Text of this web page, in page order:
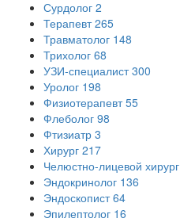
Сурдолог 2
Терапевт 265
Травматолог 148
Трихолог 68
УЗИ-специалист 300
Уролог 198
Физиотерапевт 55
Флеболог 98
Фтизиатр 3
Хирург 217
Челюстно-лицевой хирург
Эндокринолог 136
Эндоскопист 64
Эпилептолог 16